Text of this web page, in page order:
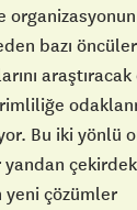
bazı
Bu iki yönlü
yandan
çözümler